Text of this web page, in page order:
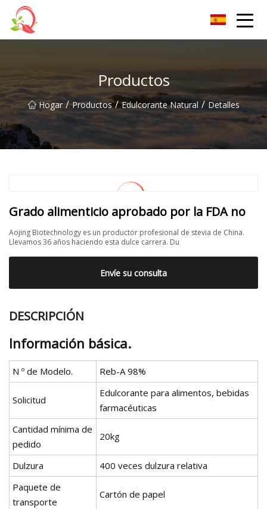
Productos
Hogar / Productos / Edulcorante Natural / Detalles
Grado alimenticio aprobado por la FDA no
Aojing Biotechnology es un productor profesional de stevia de China.
Llevamos 36 años haciendo esta dulce carrera. Du
Envíe su consulta
DESCRIPCIÓN
Información básica.
N º de Modelo. Reb-A 98%
Solicitud
Edulcorante para alimentos, bebidas
farmacéuticas
Cantidad mínima de
pedido
20kg
Dulzura
400 veces dulzura relativa
Paquete de
transporte
Cartón de papel